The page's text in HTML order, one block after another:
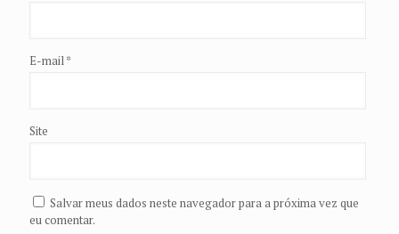
E-mail*
Site
Salvar meus dados neste navegador para a próxima vez que
eu comentar.